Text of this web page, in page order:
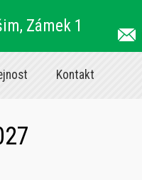
Zámek 1
Kontakt